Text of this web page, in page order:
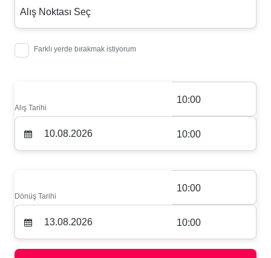
Alış Noktası Seç
Farklı yerde bırakmak istiyorum
Alış Tarihi
10:00
10:00
Dönüş Tarihi
10:00
10:00